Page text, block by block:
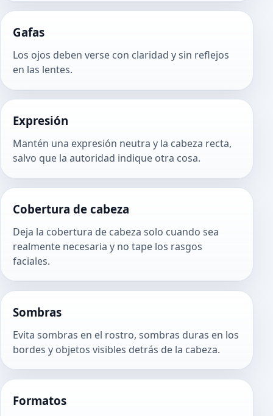
Gafas
Los ojos deben verse con claridad y sin reflejos
en las lentes.
Expresión
Mantén una expresión neutra y la cabeza recta,
salvo que la autoridad indique otra cosa.
Cobertura de cabeza
Deja la cobertura de cabeza solo cuando sea
realmente necesaria y no tape los rasgos
faciales.
Sombras
Evita sombras en el rostro, sombras duras en los
bordes y objetos visibles detrás de la cabeza.
Formatos